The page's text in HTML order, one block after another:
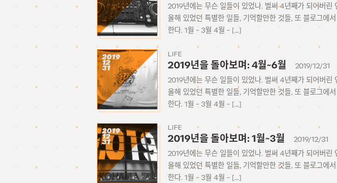
2019년에는 무슨 일들이 있었나. 벌써 4년째가 되어버
올해 있었던 특별한 일들, 기억할만한 것들, 또 블로그에
한다. 1월 ~ 3월 4월 ~ […]
2019
12
31
LIFE
2019년을 돌아보며: 4월~6월
2019/12/31
2019년에는 무슨 일들이 있었나. 벌써 4년째가 되어버
올해 있었던 특별한 일들, 기억할만한 것들, 또 블로그에
한다. 1월 ~ 3월 4월 ~ […]
2019
12
31
LIFE
2019년을 돌아보며: 1월~3월
2019/12/31
2019년에는 무슨 일들이 있었나. 벌써 4년째가 되어버
올해 있었던 특별한 일들, 기억할만한 것들, 또 블로그에
한다. 1월 ~ 3월 4월 ~ […]